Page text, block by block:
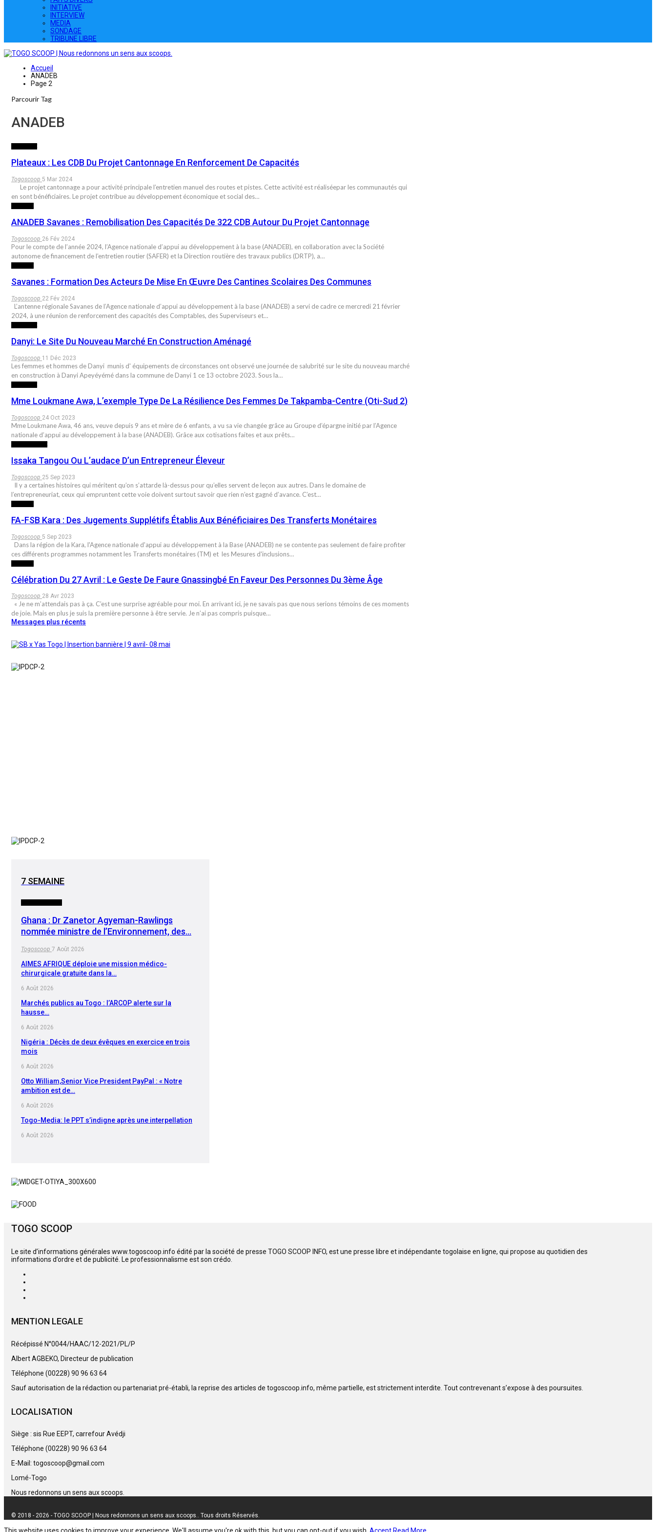
INITIATIVE
INTERVIEW
MEDIA
SONDAGE
TRIBUNE LIBRE
Accueil
ANADEB
Page 2
Parcourir Tag
ANADEB
Plateaux : Les CDB Du Projet Cantonnage En Renforcement De Capacités
Togoscoop 5 Mar 2024
Le projet cantonnage a pour activité principale l’entretien manuel des routes et pistes. Cette activité est réaliséepar les communautés qui
en sont bénéficiaires. Le projet contribue au développement économique et social des…
ANADEB Savanes : Remobilisation Des Capacités De 322 CDB Autour Du Projet Cantonnage
Togoscoop 26 Fév 2024
Pour le compte de l’année 2024, l’Agence nationale d’appui au développement à la base (ANADEB), en collaboration avec la Société
autonome de financement de l’entretien routier (SAFER) et la Direction routière des travaux publics (DRTP), a…
Savanes : Formation Des Acteurs De Mise En Œuvre Des Cantines Scolaires Des Communes
Togoscoop 22 Fév 2024
L’antenne régionale Savanes de l’Agence nationale d’appui au développement à la base (ANADEB) a servi de cadre ce mercredi 21 février
2024, à une réunion de renforcement des capacités des Comptables, des Superviseurs et…
Danyi: Le Site Du Nouveau Marché En Construction Aménagé
Togoscoop 11 Déc 2023
Les femmes et hommes de Danyi munis d' équipements de circonstances ont observé une journée de salubrité sur le site du nouveau marché
en construction à Danyi Apeyéyémé dans la commune de Danyi 1 ce 13 octobre 2023. Sous la…
Mme Loukmane Awa, L’exemple Type De La Résilience Des Femmes De Takpamba-Centre (Oti-Sud 2)
Togoscoop 24 Oct 2023
Mme Loukmane Awa, 46 ans, veuve depuis 9 ans et mère de 6 enfants, a vu sa vie changée grâce au Groupe d’épargne initié par l’Agence
nationale d’appui au développement à la base (ANADEB). Grâce aux cotisations faites et aux prêts…
Issaka Tangou Ou L’audace D’un Entrepreneur Éleveur
Togoscoop 25 Sep 2023
Il y a certaines histoires qui méritent qu’on s’attarde là-dessus pour qu’elles servent de leçon aux autres. Dans le domaine de
l’entrepreneuriat, ceux qui empruntent cette voie doivent surtout savoir que rien n’est gagné d’avance. C’est…
FA-FSB Kara : Des Jugements Supplétifs Établis Aux Bénéficiaires Des Transferts Monétaires
Togoscoop 5 Sep 2023
Dans la région de la Kara, l'Agence nationale d'appui au développement à la Base (ANADEB) ne se contente pas seulement de faire profiter
ces différents programmes notamment les Transferts monétaires (TM) et les Mesures d'inclusions…
Célébration Du 27 Avril : Le Geste De Faure Gnassingbé En Faveur Des Personnes Du 3ème Âge
Togoscoop 28 Avr 2023
« Je ne m’attendais pas à ça. C’est une surprise agréable pour moi. En arrivant ici, je ne savais pas que nous serions témoins de ces moments
de joie. Mais en plus je suis la première personne à être servie. Je n’ai pas compris puisque…
Messages plus récents
7 SEMAINE
Ghana : Dr Zanetor Agyeman-Rawlings
nommée ministre de l’Environnement, des…
Togoscoop 7 Août 2026
AIMES AFRIQUE déploie une mission médico-
chirurgicale gratuite dans la…
6 Août 2026
Marchés publics au Togo : l’ARCOP alerte sur la
hausse…
6 Août 2026
Nigéria : Décès de deux évêques en exercice en trois
mois
6 Août 2026
Otto William,Senior Vice President PayPal : « Notre
ambition est de…
6 Août 2026
Togo-Media: le PPT s’indigne après une interpellation
6 Août 2026
TOGO SCOOP
Le site d’informations générales www.togoscoop.info édité par la société de presse TOGO SCOOP INFO, est une presse libre et indépendante togolaise en ligne, qui propose au quotidien des
informations d’ordre et de publicité. Le professionnalisme est son crédo.
MENTION LEGALE
Récépissé N°0044/HAAC/12-2021/PL/P
Albert AGBEKO, Directeur de publication
Téléphone (00228) 90 96 63 64
Sauf autorisation de la rédaction ou partenariat pré-établi, la reprise des articles de togoscoop.info, même partielle, est strictement interdite. Tout contrevenant s’expose à des poursuites.
LOCALISATION
Siège : sis Rue EEPT, carrefour Avédji
Téléphone (00228) 90 96 63 64
E-Mail: togoscoop@gmail.com
Lomé-Togo
Nous redonnons un sens aux scoops.
© 2018 - 2026 - TOGO SCOOP | Nous redonnons un sens aux scoops.. Tous droits Réservés.